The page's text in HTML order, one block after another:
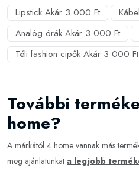
Lipstick Akár 3 000 Ft
Analóg órák Akár 3 000 Ft
Téli fashion cipők Akár 3 000 Ft
További
home?
A márkától 4 home vannak más
meg ajánlatunkat a legjobb